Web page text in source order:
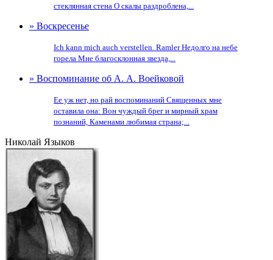
стеклянная стена О скалы раздроблена,...
» Воскресенье
Ich kann mich auch verstellen. Ramler Недолго на небе
горела Мне благосклонная звезда,...
» Воспоминание об А. А. Воейковой
Ее уж нет, но рай воспоминаний Священных мне
оставила она: Вон чуждый брег и мирный храм
познаний, Каменами любимая страна;...
Николай Языков